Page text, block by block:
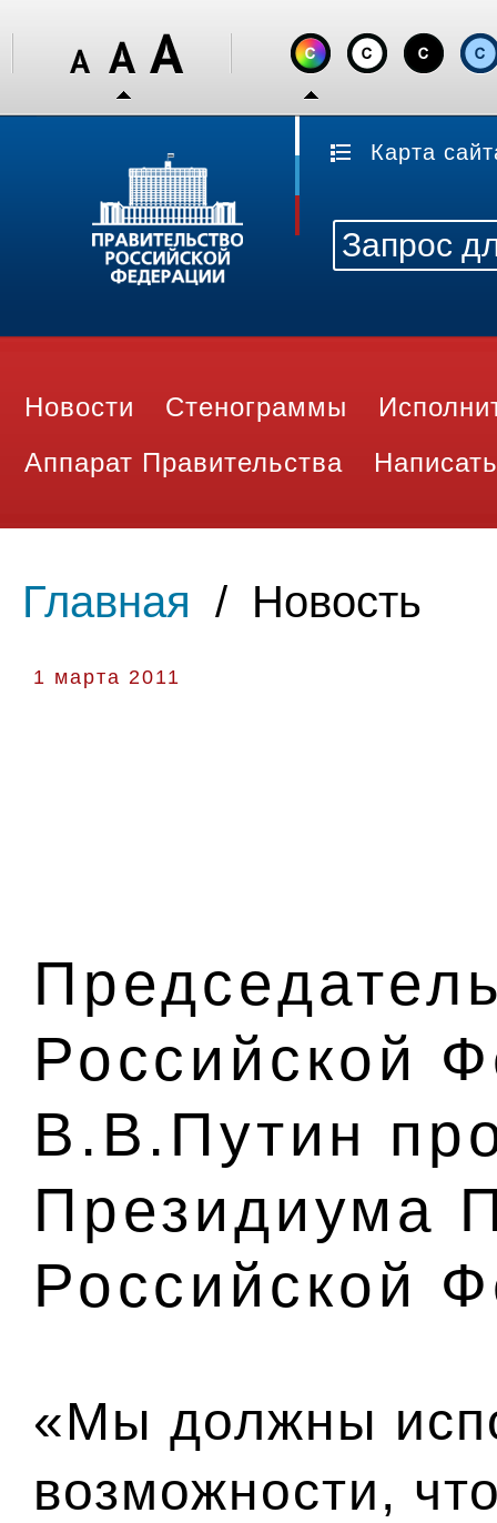
Карта
Новости Стенограммы
Аппарат Правительства
Главная / Новость
1 марта 2011
Российской
В.В.Путин
Президиума
Российской
«Мы должны
возможности,